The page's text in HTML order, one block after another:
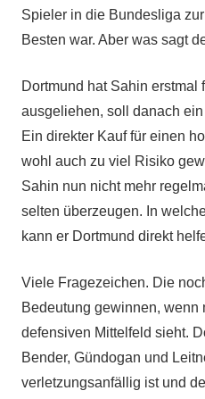
Spieler in die Bundesliga
Besten war. Aber was sagt
Dortmund hat Sahin erstmal
ausgeliehen, soll danach
Ein direkter Kauf für einen
wohl auch zu viel Risiko
Sahin nun nicht mehr
selten überzeugen. In
kann er Dortmund direkt
Viele Fragezeichen. Die
Bedeutung gewinnen, wenn
defensiven Mittelfeld sieht.
Bender, Gündogan und
verletzungsanfällig ist und